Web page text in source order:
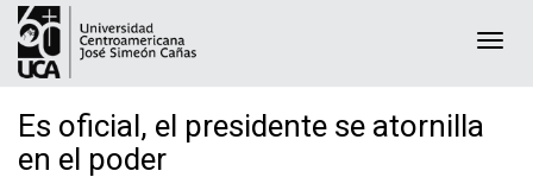
Es oficial, el presidente se atornilla
en el poder